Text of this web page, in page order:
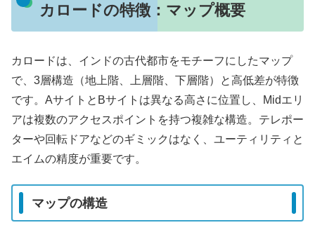
カロードの特徴：マップ概要
カロードは、インドの古代都市をモチーフにしたマップ
で、3層構造（地上階、上層階、下層階）と高低差が特徴
です。AサイトとBサイトは異なる高さに位置し、Midエリ
アは複数のアクセスポイントを持つ複雑な構造。テレポー
ターや回転ドアなどのギミックはなく、ユーティリティと
エイムの精度が重要です。
マップの構造